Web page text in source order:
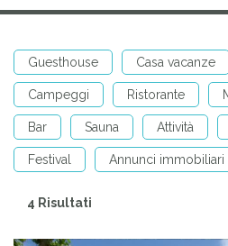
Guesthouse Casa vacanze
Campeggi Ristorante
Bar Sauna Attività
Festival Annunci immobiliari
4 Risultati